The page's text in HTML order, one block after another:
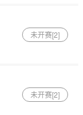
未开赛[2]
未开赛[2]